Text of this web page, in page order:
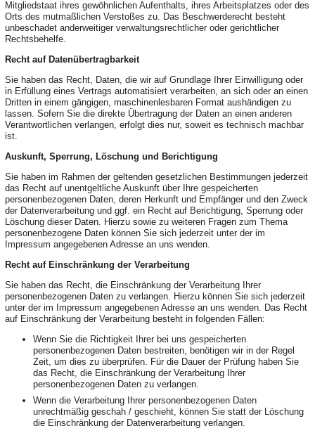
Mitgliedstaat ihres gewöhnlichen Aufenthalts, ihres Arbeitsplatzes oder des
Orts des mutmaßlichen Verstoßes zu. Das Beschwerderecht besteht
unbeschadet anderweitiger verwaltungsrechtlicher oder gerichtlicher
Rechtsbehelfe.
Recht auf Datenübertragbarkeit
Sie haben das Recht, Daten, die wir auf Grundlage Ihrer Einwilligung oder
in Erfüllung eines Vertrags automatisiert verarbeiten, an sich oder an einen
Dritten in einem gängigen, maschinenlesbaren Format aushändigen zu
lassen. Sofern Sie die direkte Übertragung der Daten an einen anderen
Verantwortlichen verlangen, erfolgt dies nur, soweit es technisch machbar
ist.
Auskunft, Sperrung, Löschung und Berichtigung
Sie haben im Rahmen der geltenden gesetzlichen Bestimmungen jederzeit
das Recht auf unentgeltliche Auskunft über Ihre gespeicherten
personenbezogenen Daten, deren Herkunft und Empfänger und den Zweck
der Datenverarbeitung und ggf. ein Recht auf Berichtigung, Sperrung oder
Löschung dieser Daten. Hierzu sowie zu weiteren Fragen zum Thema
personenbezogene Daten können Sie sich jederzeit unter der im
Impressum angegebenen Adresse an uns wenden.
Recht auf Einschränkung der Verarbeitung
Sie haben das Recht, die Einschränkung der Verarbeitung Ihrer
personenbezogenen Daten zu verlangen. Hierzu können Sie sich jederzeit
unter der im Impressum angegebenen Adresse an uns wenden. Das Recht
auf Einschränkung der Verarbeitung besteht in folgenden Fällen:
Wenn Sie die Richtigkeit Ihrer bei uns gespeicherten
personenbezogenen Daten bestreiten, benötigen wir in der Regel
Zeit, um dies zu überprüfen. Für die Dauer der Prüfung haben Sie
das Recht, die Einschränkung der Verarbeitung Ihrer
personenbezogenen Daten zu verlangen.
Wenn die Verarbeitung Ihrer personenbezogenen Daten
unrechtmäßig geschah / geschieht, können Sie statt der Löschung
die Einschränkung der Datenverarbeitung verlangen.